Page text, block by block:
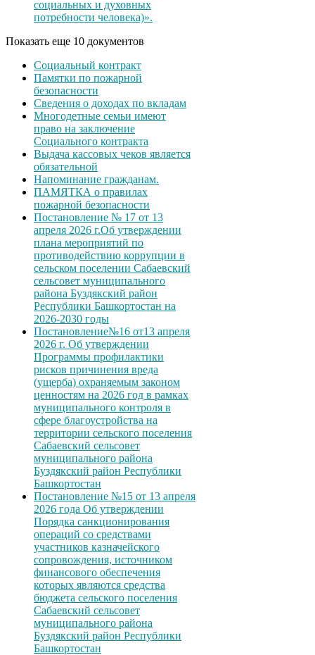
социальных и духовных
потребности человека)».
Показать еще 10 документов
Социальный контракт
Памятки по пожарной
безопасности
Сведения о доходах по вкладам
Многодетные семьи имеют
право на заключение
Социального контракта
Выдача кассовых чеков является
обязательной
Напоминание гражданам.
ПАМЯТКА о правилах
пожарной безопасности
Постановление № 17 от 13
апреля 2026 г.Об утверждении
плана мероприятий по
противодействию коррупции в
сельском поселении Сабаевский
сельсовет муниципального
района Буздякский район
Республики Башкортостан на
2026-2030 годы
Постановление№16 от13 апреля
2026 г. Об утверждении
Программы профилактики
рисков причинения вреда
(ущерба) охраняемым законом
ценностям на 2026 год в рамках
муниципального контроля в
сфере благоустройства на
территории сельского поселения
Сабаевский сельсовет
муниципального района
Буздякский район Республики
Башкортостан
Постановление №15 от 13 апреля
2026 года Об утверждении
Порядка санкционирования
операций со средствами
участников казначейского
сопровождения, источником
финансового обеспечения
которых являются средства
бюджета сельского поселения
Сабаевский сельсовет
муниципального района
Буздякский район Республики
Башкортостан